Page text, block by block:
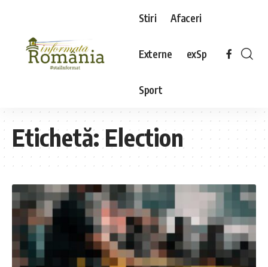
Stiri Afaceri
Externe exSp
Sport
Etichetă:Election